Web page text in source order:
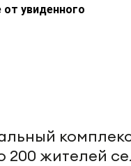
увиденного
200 жителей